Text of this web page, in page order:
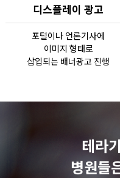
디스플레이 광고
포털이나 언론기사에
이미지 형태로
삽입되는 배너광고 진행
테라
병원들